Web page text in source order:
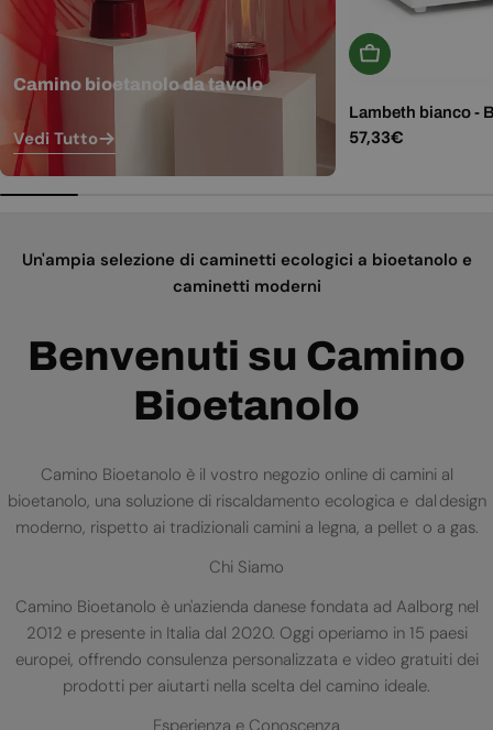
Camino bioetanolo da tavolo
Vedi Tutto
Aggiungi Al
Lambeth bianco -
Prezzo
57,33€
Un'ampia selezione di caminetti ecologici a bioetanolo e
caminetti moderni
Benvenuti su Camino
Bioetanolo
Camino Bioetanolo è il vostro negozio online di camini al
bioetanolo, una soluzione di riscaldamento ecologica e dal design
moderno, rispetto ai tradizionali camini a legna, a pellet o a gas.
Chi Siamo
Camino Bioetanolo è un'azienda danese fondata ad Aalborg nel
2012 e presente in Italia dal 2020. Oggi operiamo in 15 paesi
europei, offrendo consulenza personalizzata e video gratuiti dei
prodotti per aiutarti nella scelta del camino ideale.
Esperienza e Conoscenza